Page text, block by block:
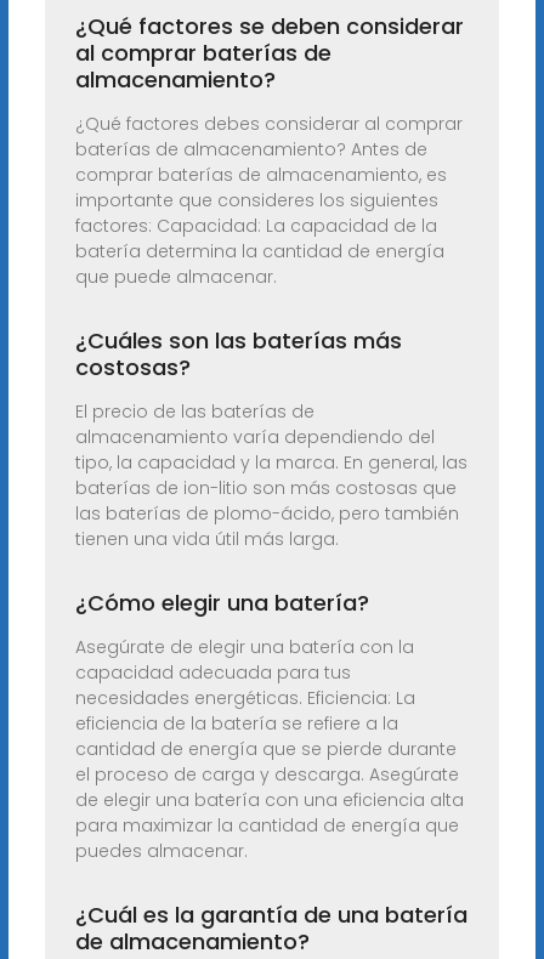
¿Qué factores se deben considerar
al comprar baterías de
almacenamiento?
¿Qué factores debes considerar al comprar
baterías de almacenamiento? Antes de
comprar baterías de almacenamiento, es
importante que consideres los siguientes
factores: Capacidad: La capacidad de la
batería determina la cantidad de energía
que puede almacenar.
¿Cuáles son las baterías más
costosas?
El precio de las baterías de
almacenamiento varía dependiendo del
tipo, la capacidad y la marca. En general, las
baterías de ion-litio son más costosas que
las baterías de plomo-ácido, pero también
tienen una vida útil más larga.
¿Cómo elegir una batería?
Asegúrate de elegir una batería con la
capacidad adecuada para tus
necesidades energéticas. Eficiencia: La
eficiencia de la batería se refiere a la
cantidad de energía que se pierde durante
el proceso de carga y descarga. Asegúrate
de elegir una batería con una eficiencia alta
para maximizar la cantidad de energía que
puedes almacenar.
¿Cuál es la garantía de una batería
de almacenamiento?